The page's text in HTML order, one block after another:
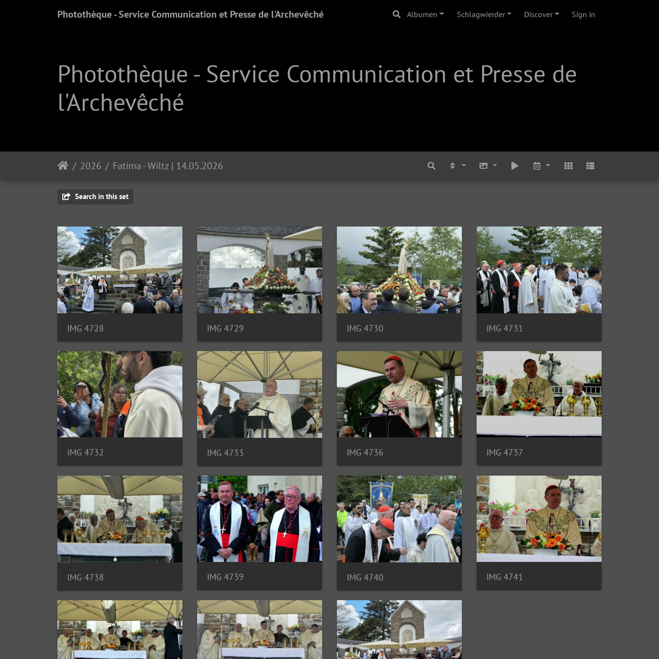
Photothèque - Service Communication et Presse de l'Archevêché Albumen Schlagwierder Discover Sign in
Photothèque - Service Communication et Presse de
l'Archevêché
2026 Fatima - Wiltz | 14.05.2026
Search in this set
IMG 4728 IMG 4729 IMG 4730 IMG 4731
IMG 4732 IMG 4733 IMG 4736 IMG 4737
IMG 4738 IMG 4739 IMG 4740 IMG 4741